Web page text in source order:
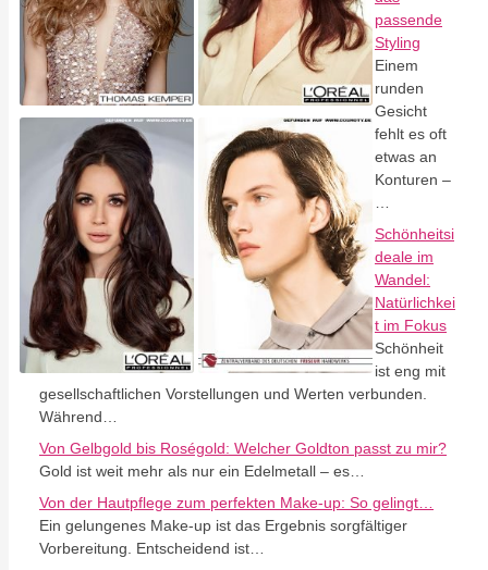
passende
Styling
Einem
runden
Gesicht
fehlt es oft
etwas an
Konturen –
Schönheitsi
deale im
Wandel:
Natürlichkei
t im Fokus
Schönheit
ist eng mit
gesellschaftlichen Vorstellungen und Werten verbunden.
Während…
Von Gelbgold bis Roségold: Welcher Goldton passt zu mir?
Gold ist weit mehr als nur ein Edelmetall – es…
Von der Hautpflege zum perfekten Make-up: So gelingt…
Ein gelungenes Make-up ist das Ergebnis sorgfältiger
Vorbereitung. Entscheidend ist…